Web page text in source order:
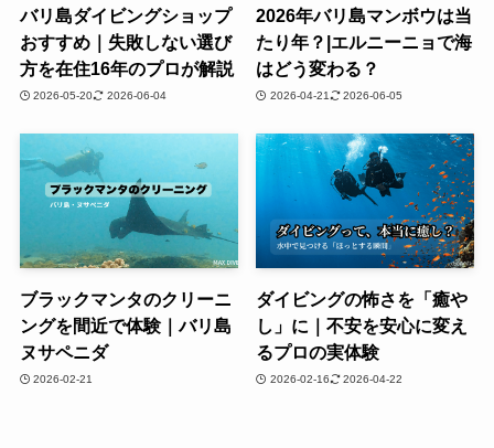
バリ島ダイビングショップ
おすすめ｜失敗しない選び
方を在住16年のプロが解説
2026-05-20 2026-06-04
2026年バリ島マンボウは当
たり年？|エルニーニョで海
はどう変わる？
2026-04-21 2026-06-05
ブラックマンタのクリーニ
ングを間近で体験｜バリ島
ヌサペニダ
2026-02-21
ダイビングの怖さを「癒や
し」に｜不安を安心に変え
るプロの実体験
2026-02-16 2026-04-22